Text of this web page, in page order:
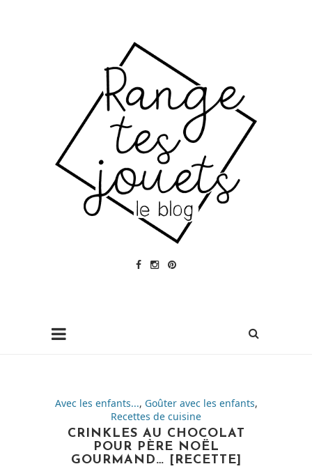
Avec les enfants..., Goûter avec les enfants,
Recettes de cuisine
CRINKLES AU CHOCOLAT
POUR PÈRE NOËL
GOURMAND… [RECETTE]